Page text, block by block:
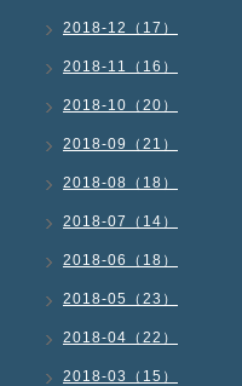
2018-12（17）
2018-11（16）
2018-10（20）
2018-09（21）
2018-08（18）
2018-07（14）
2018-06（18）
2018-05（23）
2018-04（22）
2018-03（15）